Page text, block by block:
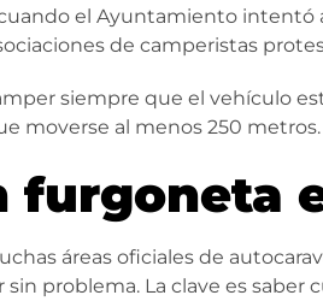
el Ayuntamiento
de camperistas
siempre que el vehículo
moverse al menos 250
furgoneta
áreas oficiales de
problema. La clave es saber